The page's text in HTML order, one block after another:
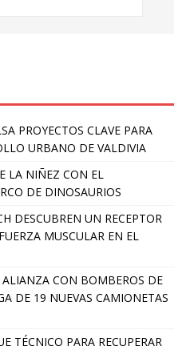
PROYECTOS CLAVE PARA
URBANO DE VALDIVIA
LA NIÑEZ CON EL
DE DINOSAURIOS
DESCUBREN UN RECEPTOR
MUSCULAR EN EL
ALIANZA CON BOMBEROS DE
DE 19 NUEVAS CAMIONETAS
TÉCNICO PARA RECUPERAR